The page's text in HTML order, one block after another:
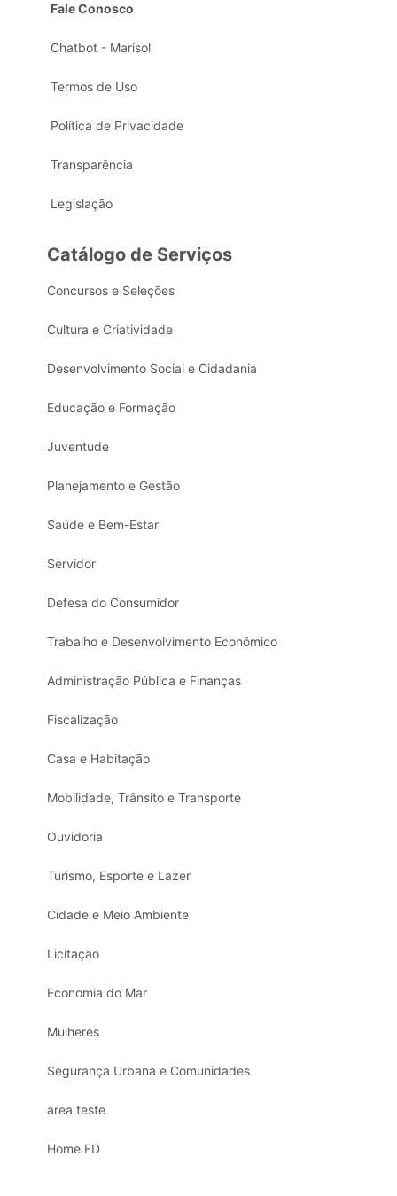
Fale Conosco
Chatbot - Marisol
Termos de Uso
Política de Privacidade
Transparência
Legislação
Catálogo de Serviços
Concursos e Seleções
Cultura e Criatividade
Desenvolvimento Social e Cidadania
Educação e Formação
Juventude
Planejamento e Gestão
Saúde e Bem-Estar
Servidor
Defesa do Consumidor
Trabalho e Desenvolvimento Econômico
Administração Pública e Finanças
Fiscalização
Casa e Habitação
Mobilidade, Trânsito e Transporte
Ouvidoria
Turismo, Esporte e Lazer
Cidade e Meio Ambiente
Licitação
Economia do Mar
Mulheres
Segurança Urbana e Comunidades
area teste
Home FD